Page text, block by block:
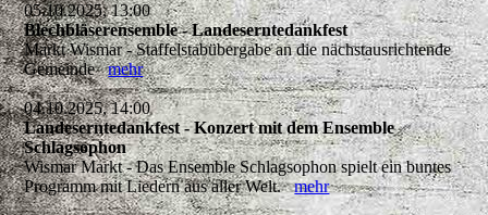
05.10.2025, 13:00
Blechbläserensemble - Landeserntedankfest
Markt Wismar - Staffelstabübergabe an die nächstausrichtende
Gemeindemehr
04.10.2025, 14:00
Landeserntedankfest - Konzert mit dem Ensemble
Schlagsophon
Wismar Markt - Das Ensemble Schlagsophon spielt ein buntes
Programm mit Liedern aus aller Welt.mehr